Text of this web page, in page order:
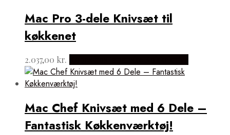
Mac Pro 3-dele Knivsæt til
køkkenet
2.037,00 kr.
Mac Chef Knivsæt med 6 Dele –
Fantastisk Køkkenværktøj!